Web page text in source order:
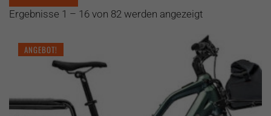
Ergebnisse 1 – 16 von 82 werden angezeigt
ANGEBOT!